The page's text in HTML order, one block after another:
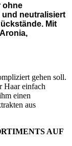
ohne
und neutralisiert
Mit
gehen soll.
einfach
einen
aus
AUF